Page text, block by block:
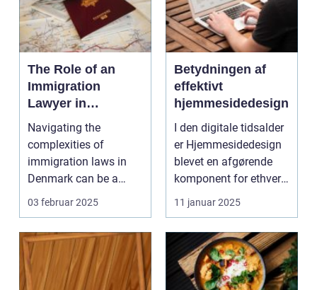
The Role of an
Immigration
Lawyer in
Denmark
Navigating the
complexities of
immigration laws in
Denmark can be a
daunting task for
03 februar 2025
Betydningen af
effektivt
hjemmesidedesign
I den digitale tidsalder
er Hjemmesidedesign
blevet en afgørende
komponent for ethvert
virkso...
11 januar 2025